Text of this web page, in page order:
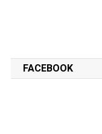
FACEBOOK